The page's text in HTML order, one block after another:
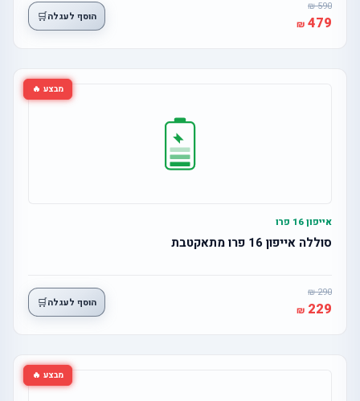
590
479 הוסף לעגלה🛒
מבצע 🔥
אייפון 16 פרו
סוללה אייפון 16 פרו מתאקטבת
290
229 הוסף לעגלה🛒
מבצע 🔥